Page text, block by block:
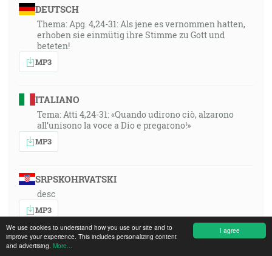
I agree
We use cookies to understand how you use our site and to
improve your experience. This includes personalizing content
and advertising. More...
DEUTSCH
Thema: Apg. 4,24-31: Als jene es vernommen hatten,
erhoben sie einmütig ihre Stimme zu Gott und
beteten!
MP3
ITALIANO
Tema: Atti 4,24-31: «Quando udirono ciò, alzarono
all’unisono la voce a Dio e pregarono!»
MP3
SRPSKOHRVATSKI
desc
MP3
POLSKI